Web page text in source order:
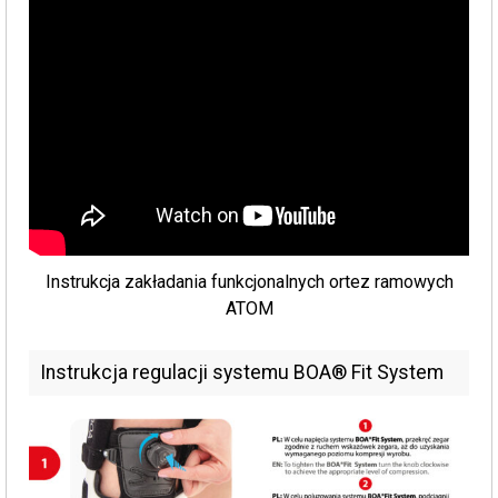
Instrukcja zakładania funkcjonalnych ortez ramowych
ATOM
Instrukcja regulacji systemu BOA® Fit System